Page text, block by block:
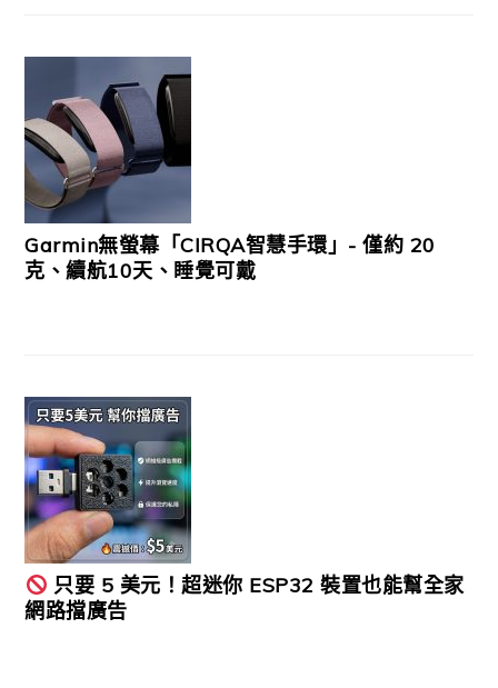
Garmin無螢幕「CIRQA智慧手環」- 僅約 20
克、續航10天、睡覺可戴
只要 5 美元！超迷你 ESP32 裝置也能幫全家
網路擋廣告